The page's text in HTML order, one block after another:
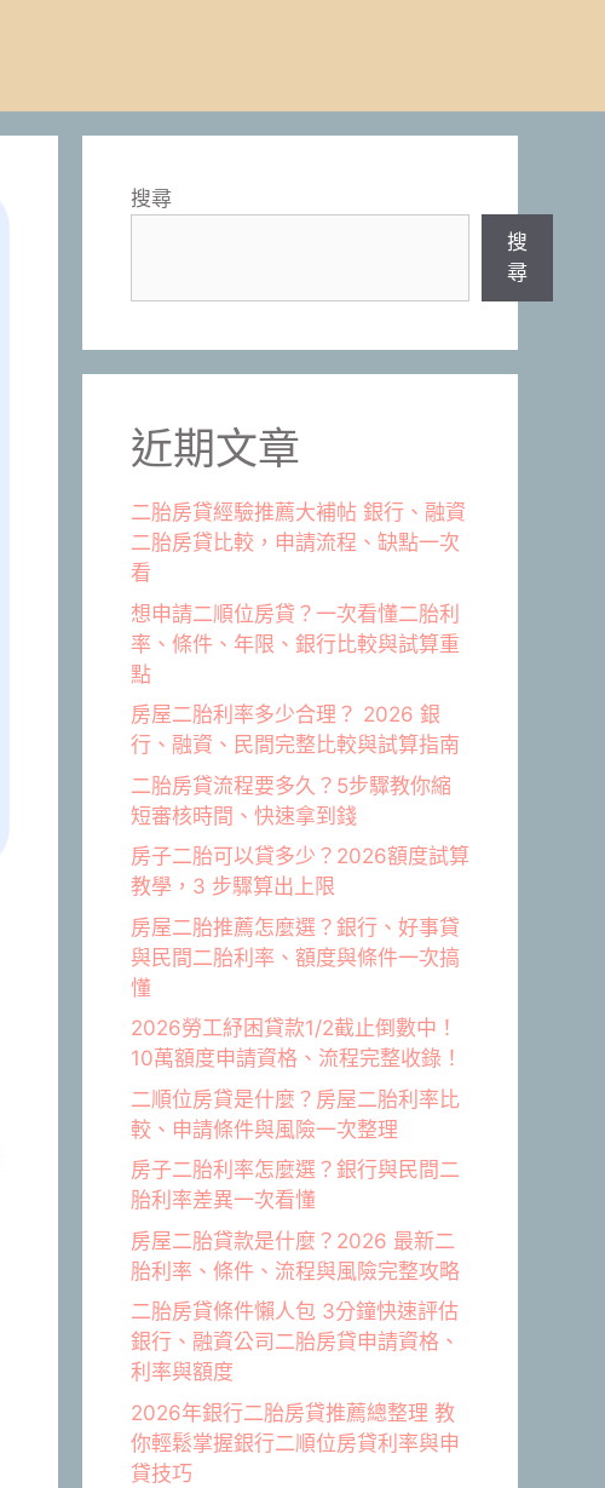
搜尋
搜
尋
近期文章
二胎房貸經驗推薦大補帖 銀行、融資
二胎房貸比較，申請流程、缺點一次
看
想申請二順位房貸？一次看懂二胎利
率、條件、年限、銀行比較與試算重
點
房屋二胎利率多少合理？ 2026 銀
行、融資、民間完整比較與試算指南
二胎房貸流程要多久？5步驟教你縮
短審核時間、快速拿到錢
房子二胎可以貸多少？2026額度試算
教學，3 步驟算出上限
房屋二胎推薦怎麼選？銀行、好事貸
與民間二胎利率、額度與條件一次搞
懂
2026勞工紓困貸款1/2截止倒數中！
10萬額度申請資格、流程完整收錄！
二順位房貸是什麼？房屋二胎利率比
較、申請條件與風險一次整理
房子二胎利率怎麼選？銀行與民間二
胎利率差異一次看懂
房屋二胎貸款是什麼？2026 最新二
胎利率、條件、流程與風險完整攻略
二胎房貸條件懶人包 3分鐘快速評估
銀行、融資公司二胎房貸申請資格、
利率與額度
2026年銀行二胎房貸推薦總整理 教
你輕鬆掌握銀行二順位房貸利率與申
貸技巧